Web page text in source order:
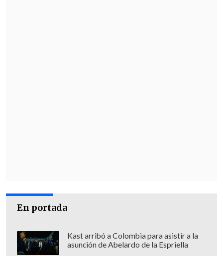
En portada
Kast arribó a Colombia para asistir a la
asunción de Abelardo de la Espriella